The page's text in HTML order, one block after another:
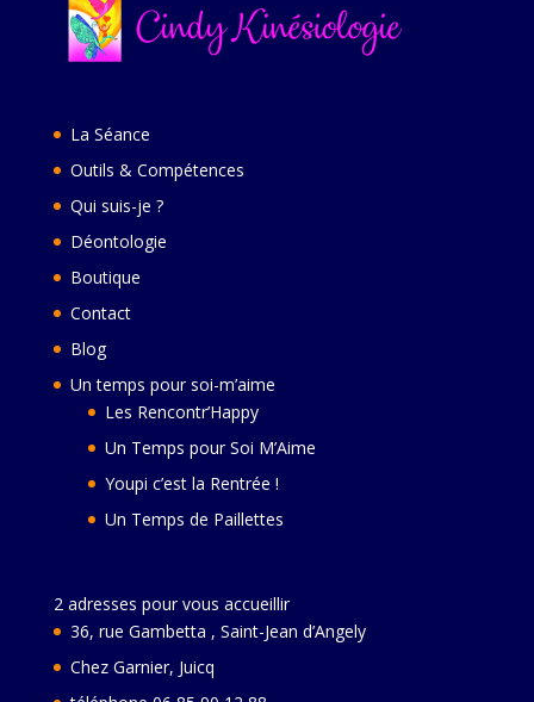
La Séance
Outils & Compétences
Qui suis-je ?
Déontologie
Boutique
Contact
Blog
Un temps pour soi-m’aime
Les Rencontr’Happy
Un Temps pour Soi M’Aime
Youpi c’est la Rentrée !
Un Temps de Paillettes
2 adresses pour vous accueillir
36, rue Gambetta , Saint-Jean d’Angely
Chez Garnier, Juicq